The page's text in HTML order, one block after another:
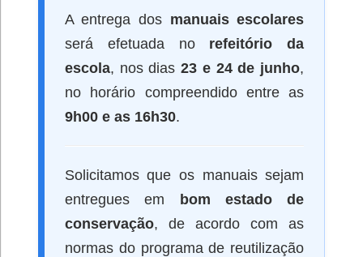
A entrega dos manuais escolares
será efetuada no refeitório da
escola, nos dias23 e 24 de junho,
no horário compreendido entre as
9h00 e as 16h30.
Solicitamos que os manuais sejam
entregues em bom estado de
conservação, de acordo com as
normas do programa de reutilização